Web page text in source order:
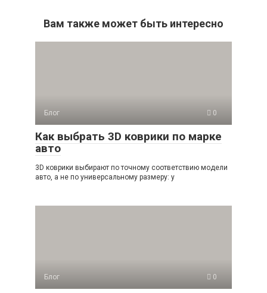
Вам также может быть интересно
Блог 0
Как выбрать 3D коврики по марке
авто
3D коврики выбирают по точному соответствию модели
авто, а не по универсальному размеру: у
Блог 0